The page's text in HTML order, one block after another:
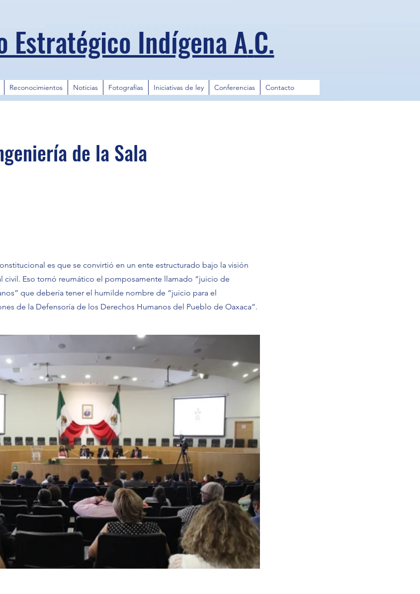
Estratégico Indígena A.C.
Reconocimientos Noticias Fotografías Iniciativas de ley Conferencias Contacto
de la Sala
es que se convirtió en un ente estructurado bajo la visión
civil. Eso tornó reumático el pomposamente llamado “juicio de
que debería tener el humilde nombre de “juicio para el
de la Defensoría de los Derechos Humanos del Pueblo de Oaxaca”.